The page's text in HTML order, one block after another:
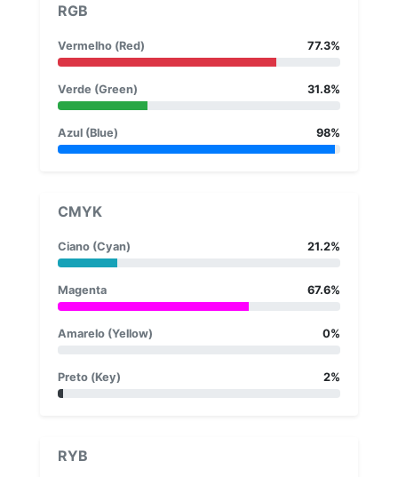
RGB
Vermelho (Red) 77.3%
Verde (Green) 31.8%
Azul (Blue) 98%
CMYK
Ciano (Cyan) 21.2%
Magenta 67.6%
Amarelo (Yellow) 0%
Preto (Key) 2%
RYB